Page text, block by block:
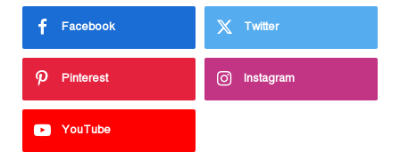
Facebook Twitter
Pinterest Instagram
YouTube